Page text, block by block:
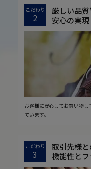
こだわり
2
厳しい品
安心の実現
お客様に安心してお買い物
ています。
こだわり
3
取引先様と
機能性と